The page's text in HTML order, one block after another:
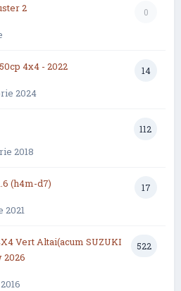
0
2
14
4x4 - 2022
2024
112
2018
17
(h4m-d7)
2021
522
Vert Altai(acum SUZUKI
2026